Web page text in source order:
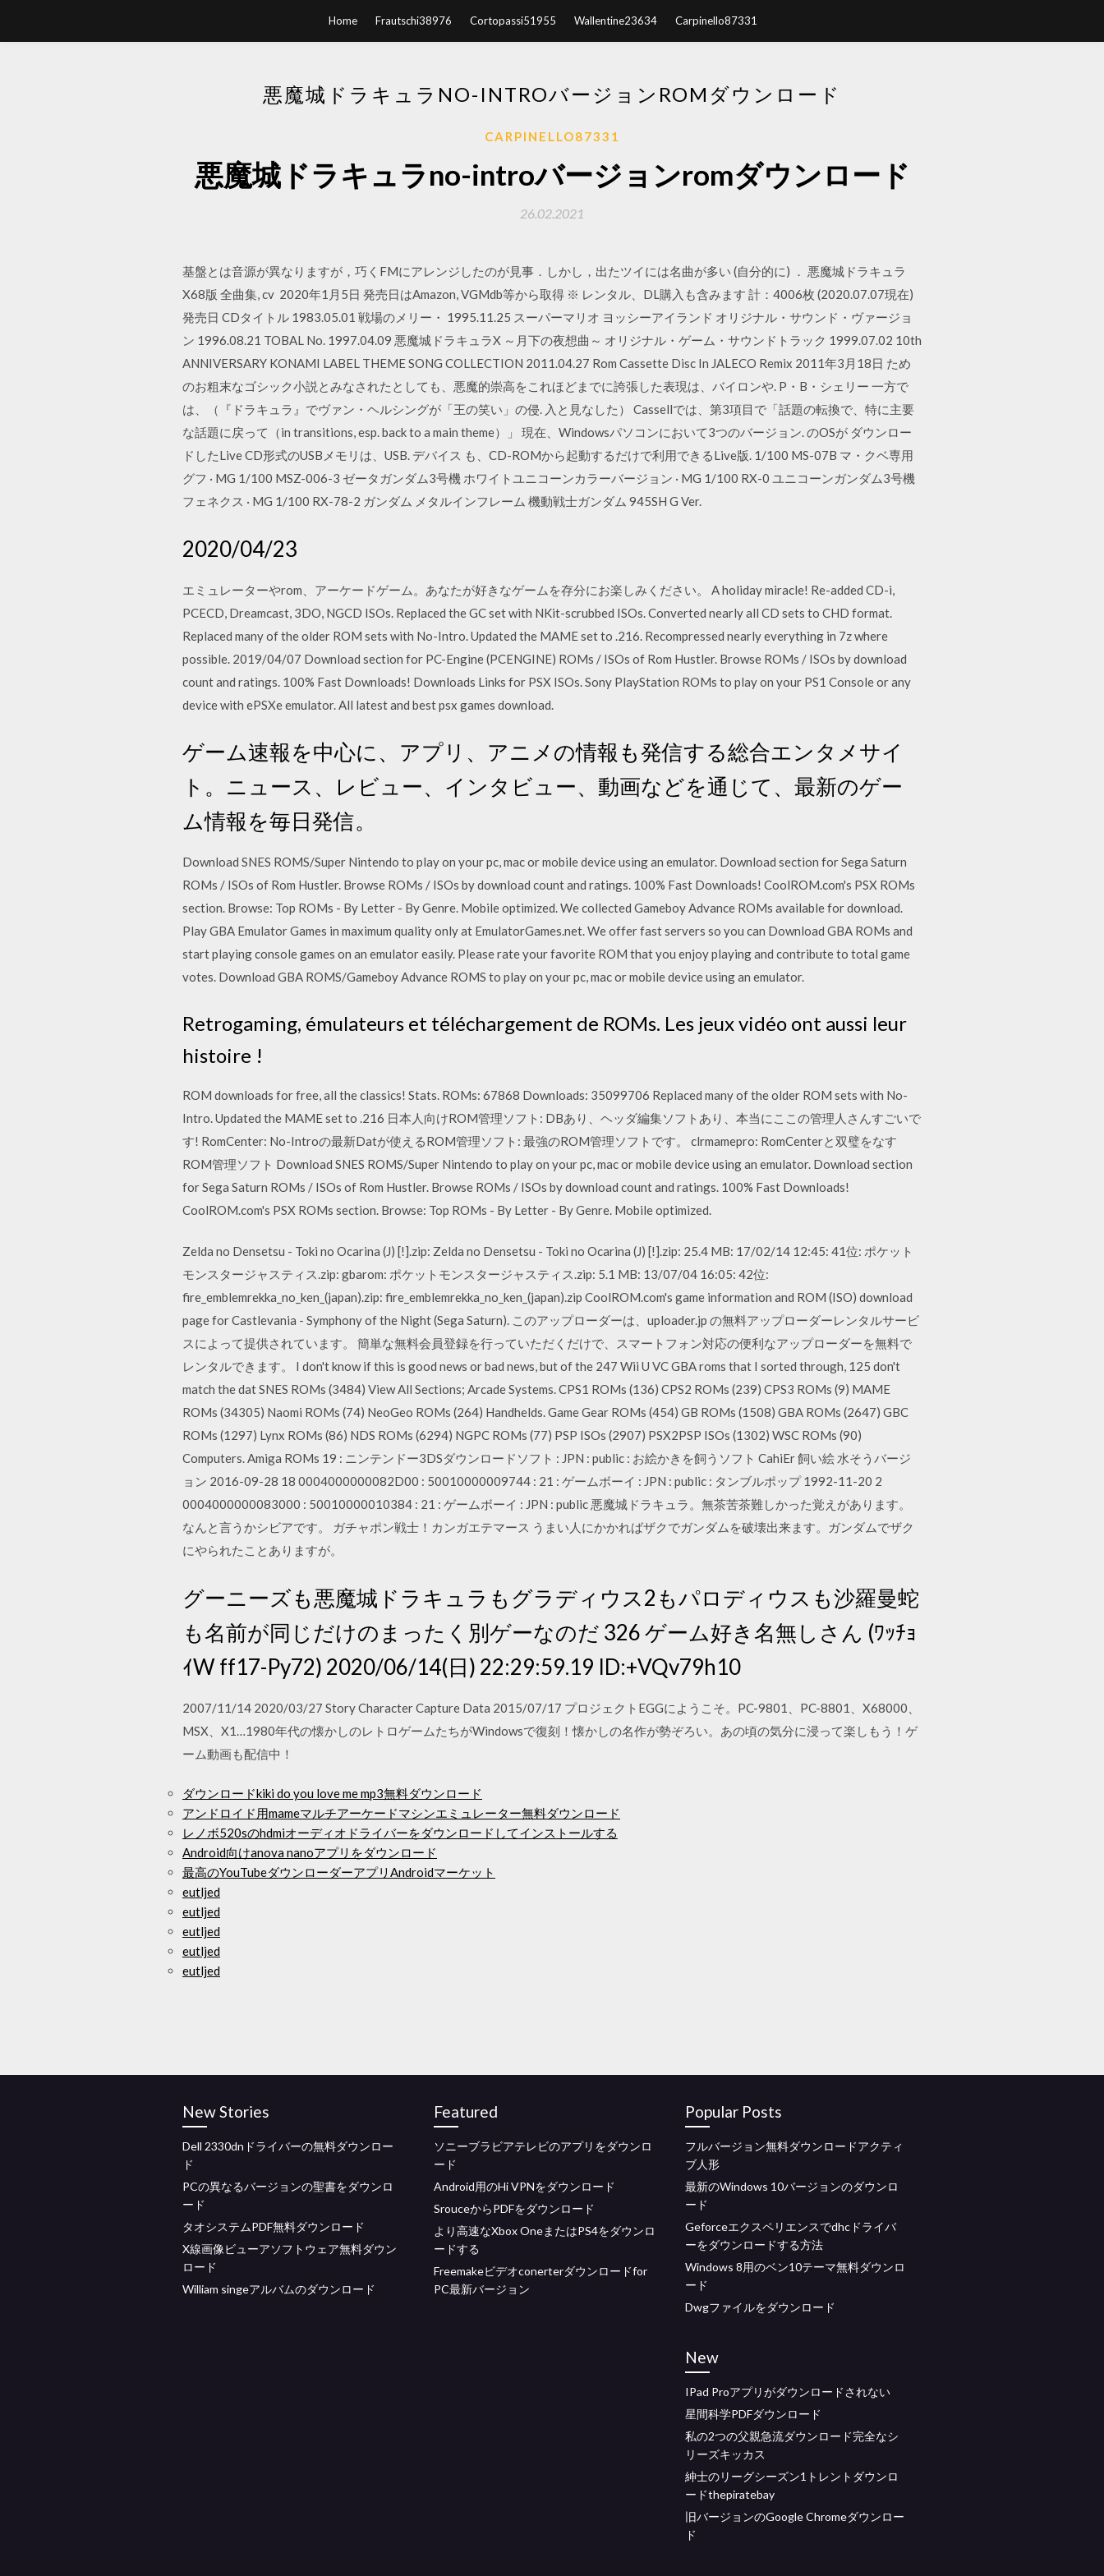
Home Frautschi38976 Cortopassi51955 Wallentine23634 Carpinello87331
悪魔城ドラキュラNO-INTROバージョンROMダウンロード
CARPINELLO87331
悪魔城ドラキュラno-introバージョンromダウンロード
26.02.2021
基盤とは音源が異なりますが，巧くFMにアレンジしたのが見事．しかし，出たツイには名曲が多い (自分的に) ． 悪魔城ドラキュラ
X68版 全曲集, cv 2020年1月5日 発売日はAmazon, VGMdb等から取得 ※ レンタル、DL購入も含みます 計：4006枚 (2020.07.07現在)
発売日 CDタイトル 1983.05.01 戦場のメリー・ 1995.11.25 スーパーマリオ ヨッシーアイランド オリジナル・サウンド・ヴァージョ
ン 1996.08.21 TOBAL No. 1997.04.09 悪魔城ドラキュラX ～月下の夜想曲～ オリジナル・ゲーム・サウンドトラック 1999.07.02 10th
ANNIVERSARY KONAMI LABEL THEME SONG COLLECTION 2011.04.27 Rom Cassette Disc In JALECO Remix 2011年3月18日 ため
のお粗末なゴシック小説とみなされたとしても、悪魔的崇高をこれほどまでに誇張した表現は、バイロンや. P・B・シェリー 一方で
は、（『ドラキュラ』でヴァン・ヘルシングが「王の笑い」の侵. 入と見なした） Cassellでは、第3項目で「話題の転換で、特に主要
な話題に戻って（in transitions, esp. back to a main theme）」 現在、Windowsパソコンにおいて3つのバージョン. のOSが ダウンロー
ドしたLive CD形式のUSBメモリは、USB. デバイス も、CD-ROMから起動するだけで利用できるLive版. 1/100 MS-07B マ・クベ専用
グフ · MG 1/100 MSZ-006-3 ゼータガンダム3号機 ホワイトユニコーンカラーバージョン · MG 1/100 RX-0 ユニコーンガンダム3号機
フェネクス · MG 1/100 RX-78-2 ガンダム メタルインフレーム 機動戦士ガンダム 945SH G Ver.
2020/04/23
エミュレーターやrom、アーケードゲーム。あなたが好きなゲームを存分にお楽しみください。 A holiday miracle! Re-added CD-i,
PCECD, Dreamcast, 3DO, NGCD ISOs. Replaced the GC set with NKit-scrubbed ISOs. Converted nearly all CD sets to CHD format.
Replaced many of the older ROM sets with No-Intro. Updated the MAME set to .216. Recompressed nearly everything in 7z where
possible. 2019/04/07 Download section for PC-Engine (PCENGINE) ROMs / ISOs of Rom Hustler. Browse ROMs / ISOs by download
count and ratings. 100% Fast Downloads! Downloads Links for PSX ISOs. Sony PlayStation ROMs to play on your PS1 Console or any
device with ePSXe emulator. All latest and best psx games download.
ゲーム速報を中心に、アプリ、アニメの情報も発信する総合エンタメサイ
ト。ニュース、レビュー、インタビュー、動画などを通じて、最新のゲー
ム情報を毎日発信。
Download SNES ROMS/Super Nintendo to play on your pc, mac or mobile device using an emulator. Download section for Sega Saturn
ROMs / ISOs of Rom Hustler. Browse ROMs / ISOs by download count and ratings. 100% Fast Downloads! CoolROM.com's PSX ROMs
section. Browse: Top ROMs - By Letter - By Genre. Mobile optimized. We collected Gameboy Advance ROMs available for download.
Play GBA Emulator Games in maximum quality only at EmulatorGames.net. We offer fast servers so you can Download GBA ROMs and
start playing console games on an emulator easily. Please rate your favorite ROM that you enjoy playing and contribute to total game
votes. Download GBA ROMS/Gameboy Advance ROMS to play on your pc, mac or mobile device using an emulator.
Retrogaming, émulateurs et téléchargement de ROMs. Les jeux vidéo ont aussi leur
histoire !
ROM downloads for free, all the classics! Stats. ROMs: 67868 Downloads: 35099706 Replaced many of the older ROM sets with No-
Intro. Updated the MAME set to .216 日本人向けROM管理ソフト: DBあり、ヘッダ編集ソフトあり、本当にここの管理人さんすごいで
す! RomCenter: No-Introの最新Datが使えるROM管理ソフト: 最強のROM管理ソフトです。 clrmamepro: RomCenterと双璧をなす
ROM管理ソフト Download SNES ROMS/Super Nintendo to play on your pc, mac or mobile device using an emulator. Download section
for Sega Saturn ROMs / ISOs of Rom Hustler. Browse ROMs / ISOs by download count and ratings. 100% Fast Downloads!
CoolROM.com's PSX ROMs section. Browse: Top ROMs - By Letter - By Genre. Mobile optimized.
Zelda no Densetsu - Toki no Ocarina (J) [!].zip: Zelda no Densetsu - Toki no Ocarina (J) [!].zip: 25.4 MB: 17/02/14 12:45: 41位: ポケット
モンスタージャスティス.zip: gbarom: ポケットモンスタージャスティス.zip: 5.1 MB: 13/07/04 16:05: 42位:
fire_emblemrekka_no_ken_(japan).zip: fire_emblemrekka_no_ken_(japan).zip CoolROM.com's game information and ROM (ISO) download
page for Castlevania - Symphony of the Night (Sega Saturn). このアップローダーは、uploader.jp の無料アップローダーレンタルサービ
スによって提供されています。 簡単な無料会員登録を行っていただくだけで、スマートフォン対応の便利なアップローダーを無料で
レンタルできます。 I don't know if this is good news or bad news, but of the 247 Wii U VC GBA roms that I sorted through, 125 don't
match the dat SNES ROMs (3484) View All Sections; Arcade Systems. CPS1 ROMs (136) CPS2 ROMs (239) CPS3 ROMs (9) MAME
ROMs (34305) Naomi ROMs (74) NeoGeo ROMs (264) Handhelds. Game Gear ROMs (454) GB ROMs (1508) GBA ROMs (2647) GBC
ROMs (1297) Lynx ROMs (86) NDS ROMs (6294) NGPC ROMs (77) PSP ISOs (2907) PSX2PSP ISOs (1302) WSC ROMs (90)
Computers. Amiga ROMs 19 : ニンテンドー3DSダウンロードソフト : JPN : public : お絵かきを飼うソフト CahiEr 飼い絵 水そうバージ
ョン 2016-09-28 18 0004000000082D00 : 50010000009744 : 21 : ゲームボーイ : JPN : public : タンブルポップ 1992-11-20 2
0004000000083000 : 50010000010384 : 21 : ゲームボーイ : JPN : public 悪魔城ドラキュラ。無茶苦茶難しかった覚えがあります。
なんと言うかシビアです。 ガチャポン戦士！カンガエテマース うまい人にかかればザクでガンダムを破壊出来ます。ガンダムでザク
にやられたことありますが。
グーニーズも悪魔城ドラキュラもグラディウス2もパロディウスも沙羅曼蛇
も名前が同じだけのまったく別ゲーなのだ 326 ゲーム好き名無しさん (ﾜｯﾁｮ
ｲW ff17-Py72) 2020/06/14(日) 22:29:59.19 ID:+VQv79h10
2007/11/14 2020/03/27 Story Character Capture Data 2015/07/17 プロジェクトEGGにようこそ。PC-9801、PC-8801、X68000、
MSX、X1…1980年代の懐かしのレトロゲームたちがWindowsで復刻！懐かしの名作が勢ぞろい。あの頃の気分に浸って楽しもう！ゲ
ーム動画も配信中！
ダウンロードkiki do you love me mp3無料ダウンロード
アンドロイド用mameマルチアーケードマシンエミュレーター無料ダウンロード
レノボ520sのhdmiオーディオドライバーをダウンロードしてインストールする
Android向けanova nanoアプリをダウンロード
最高のYouTubeダウンローダーアプリAndroidマーケット
eutljed
eutljed
eutljed
eutljed
eutljed
New Stories
Dell 2330dnドライバーの無料ダウンロー
ド
PCの異なるバージョンの聖書をダウンロ
ード
タオシステムPDF無料ダウンロード
X線画像ビューアソフトウェア無料ダウン
ロード
William singeアルバムのダウンロード
Featured
ソニーブラビアテレビのアプリをダウンロ
ード
Android用のHi VPNをダウンロード
SrouceからPDFをダウンロード
より高速なXbox OneまたはPS4をダウンロ
ードする
Freemakeビデオconerterダウンロードfor
PC最新バージョン
Popular Posts
フルバージョン無料ダウンロードアクティ
ブ人形
最新のWindows 10バージョンのダウンロ
ード
Geforceエクスペリエンスでdhcドライバ
ーをダウンロードする方法
Windows 8用のベン10テーマ無料ダウンロ
ード
Dwgファイルをダウンロード
New
IPad Proアプリがダウンロードされない
星間科学PDFダウンロード
私の2つの父親急流ダウンロード完全なシ
リーズキッカス
紳士のリーグシーズン1トレントダウンロ
ードthepiratebay
旧バージョンのGoogle Chromeダウンロー
ド